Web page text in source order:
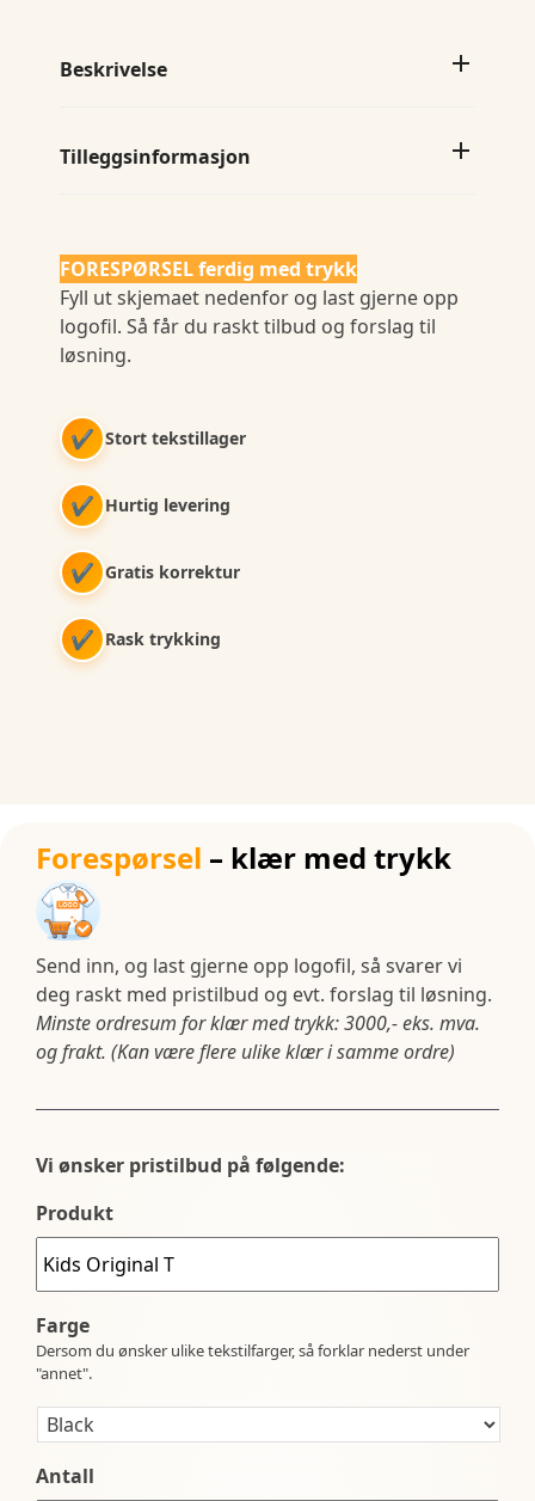
Beskrivelse
Tilleggsinformasjon
FORESPØRSEL ferdig med trykk
Fyll ut skjemaet nedenfor og last gjerne opp
logofil. Så får du raskt tilbud og forslag til
løsning.
✔ Stort tekstillager
✔ Hurtig levering
✔ Gratis korrektur
✔ Rask trykking
Forespørsel – klær med trykk
Send inn, og last gjerne opp logofil, så svarer vi
deg raskt med pristilbud og evt. forslag til løsning.
Minste ordresum for klær med trykk: 3000,- eks. mva.
og frakt. (Kan være flere ulike klær i samme ordre)
Vi ønsker pristilbud på følgende:
Produkt
Farge
Dersom du ønsker ulike tekstilfarger, så forklar nederst under
"annet".
Antall